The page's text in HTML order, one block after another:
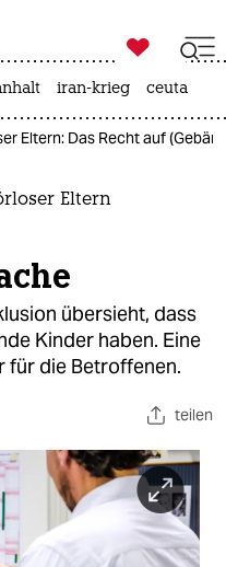

taz zahl ich
iran-krieg ceuta
Eltern: Das Recht auf
Eltern
übersieht, dass
Kinder haben. Eine
die Betroffenen.
teilen